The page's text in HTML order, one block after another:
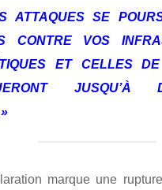
ATTAQUES SE
CONTRE VOS
ET CELLES
JUSQU’À
marque une